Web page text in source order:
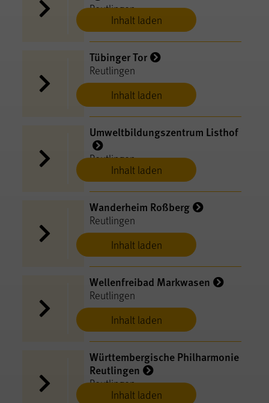
Inhalt laden
Reutlingen
Inhalt laden
Tübinger Tor
Reutlingen
Inhalt laden
Umweltbildungszentrum Listhof
Reutlingen
Inhalt laden
Wanderheim Roßberg
Reutlingen
Inhalt laden
Wellenfreibad Markwasen
Reutlingen
Inhalt laden
Württembergische Philharmonie
Reutlingen
Reutlingen